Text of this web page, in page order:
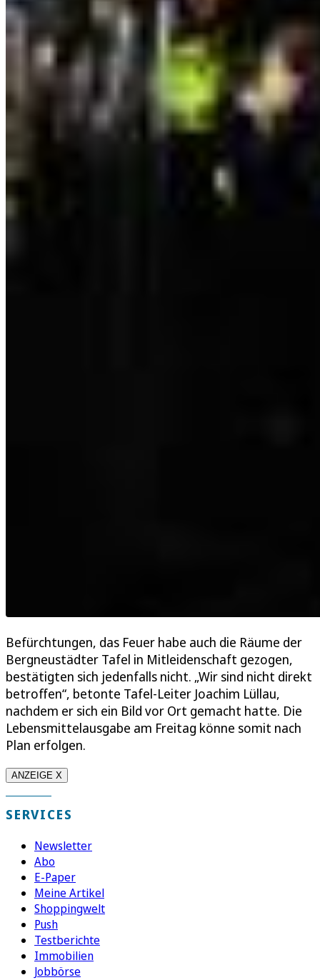
Befürchtungen, das Feuer habe auch die Räume der
Bergneustädter Tafel in Mitleidenschaft gezogen,
bestätigten sich jedenfalls nicht. „Wir sind nicht direkt
betroffen“, betonte Tafel-Leiter Joachim Lüllau,
nachdem er sich ein Bild vor Ort gemacht hatte. Die
Lebensmittelausgabe am Freitag könne somit nach
Plan erfolgen.
ANZEIGE X
SERVICES
Newsletter
Abo
E-Paper
Meine Artikel
Shoppingwelt
Push
Testberichte
Immobilien
Jobbörse